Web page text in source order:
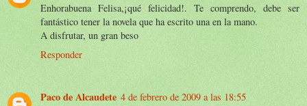
Enhorabuena Felisa,¡qué felicidad!. Te comprendo, debe ser
fantástico tener la novela que ha escrito una en la mano.
A disfrutar, un gran beso
Responder
Paco de Alcaudete 4 de febrero de 2009 a las 18:55